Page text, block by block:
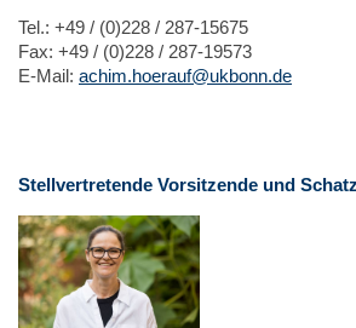
Tel.: +49 / (0)228 / 287-15675
Fax: +49 / (0)228 / 287-19573
E-Mail: achim.hoerauf@ukbonn.de
Stellvertretende Vorsitzende und